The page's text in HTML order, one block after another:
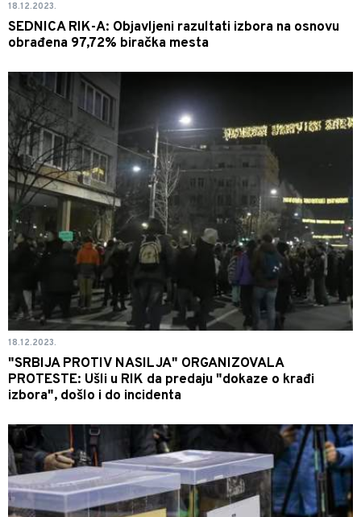
18.12.2023.
SEDNICA RIK-A: Objavljeni razultati izbora na osnovu
obrađena 97,72% biračka mesta
18.12.2023.
"SRBIJA PROTIV NASILJA" ORGANIZOVALA
PROTESTE: Ušli u RIK da predaju "dokaze o krađi
izbora", došlo i do incidenta